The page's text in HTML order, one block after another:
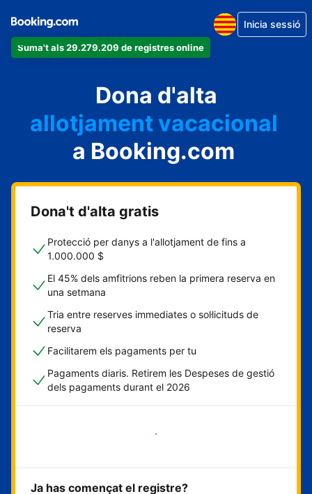
Suma't als 29.279.209 de registres online
Inicia sessió
Dona d'alta
un apartament
un hotel
allotjament vacacional
un hostal
una casa rural
a Booking.com
Dona't d'alta gratis
Protecció per danys a l'allotjament de fins a
1.000.000 $
El 45% dels amfitrions reben la primera reserva en
una setmana
Tria entre reserves immediates o sol·licituds de
reserva
Facilitarem els pagaments per tu
Pagaments diaris. Retirem les Despeses de gestió
dels pagaments durant el 2026
Comença ara
Ja has començat el registre?